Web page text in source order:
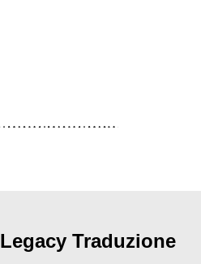
Legacy Traduzione